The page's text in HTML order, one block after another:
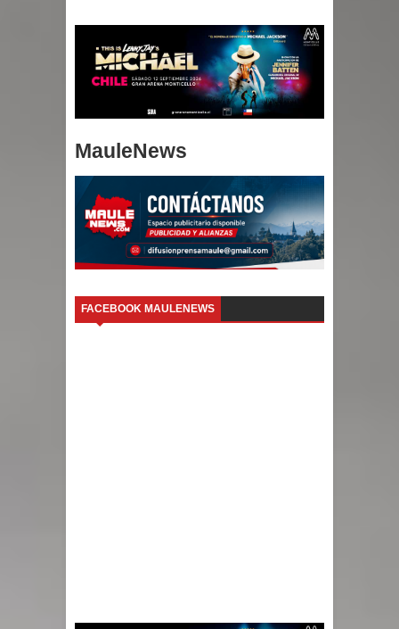
MauleNews
FACEBOOK MAULENEWS